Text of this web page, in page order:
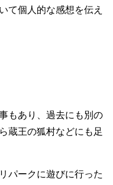
て個人的な感想を伝え
もあり、過去にも別の
蔵王の狐村などにも足
パークに遊びに行った